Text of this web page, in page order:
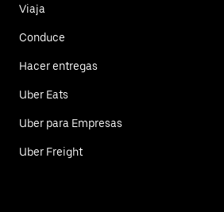
Viaja
Conduce
Hacer entregas
Uber Eats
Uber para Empresas
Uber Freight